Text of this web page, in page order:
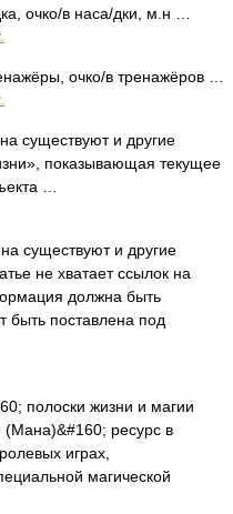
очко/в наса/дки, м.н …
очко/в тренажёров …
существуют и другие
показывающая текущее
…
существуют и другие
не хватает ссылок на
должна быть
быть поставлена под
полоски жизни и магии
(Мана)&#160; ресурс в
играх,
магической